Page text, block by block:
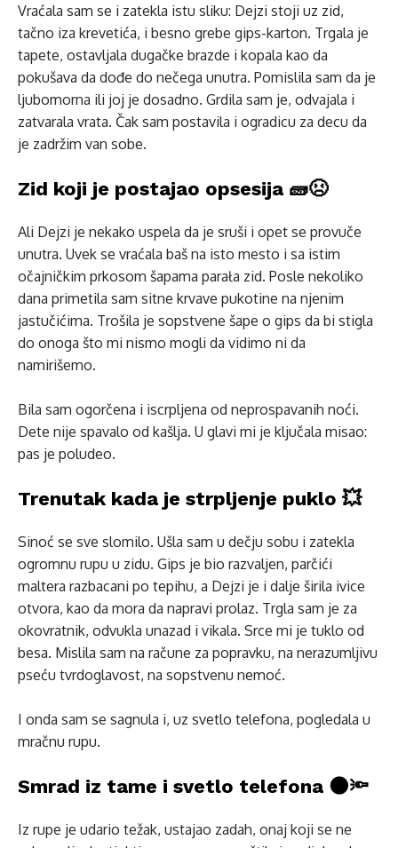
Vraćala sam se i zatekla istu sliku: Dejzi stoji uz zid,
tačno iza krevetića, i besno grebe gips-karton. Trgala je
tapete, ostavljala dugačke brazde i kopala kao da
pokušava da dođe do nečega unutra. Pomislila sam da je
ljubomorna ili joj je dosadno. Grdila sam je, odvajala i
zatvarala vrata. Čak sam postavila i ogradicu za decu da
je zadržim van sobe.
Zid koji je postajao opsesija 🧱😣
Ali Dejzi je nekako uspela da je sruši i opet se provuče
unutra. Uvek se vraćala baš na isto mesto i sa istim
očajničkim prkosom šapama parała zid. Posle nekoliko
dana primetila sam sitne krvave pukotine na njenim
jastučićima. Trošila je sopstvene šape o gips da bi stigla
do onoga što mi nismo mogli da vidimo ni da
namirišemo.
Bila sam ogorčena i iscrpljena od neprospavanih noći.
Dete nije spavalo od kašlja. U glavi mi je ključala misao:
pas je poludeo.
Trenutak kada je strpljenje puklo 💥
Sinoć se sve slomilo. Ušla sam u dečju sobu i zatekla
ogromnu rupu u zidu. Gips je bio razvaljen, parčići
maltera razbacani po tepihu, a Dejzi je i dalje širila ivice
otvora, kao da mora da napravi prolaz. Trgla sam je za
okovratnik, odvukla unazad i vikala. Srce mi je tuklo od
besa. Mislila sam na račune za popravku, na nerazumljivu
pseću tvrdoglavost, na sopstvenu nemoć.
I onda sam se sagnula i, uz svetlo telefona, pogledala u
mračnu rupu.
Smrad iz tame i svetlo telefona 🌑🔦
Iz rupe je udario težak, ustajao zadah, onaj koji se ne